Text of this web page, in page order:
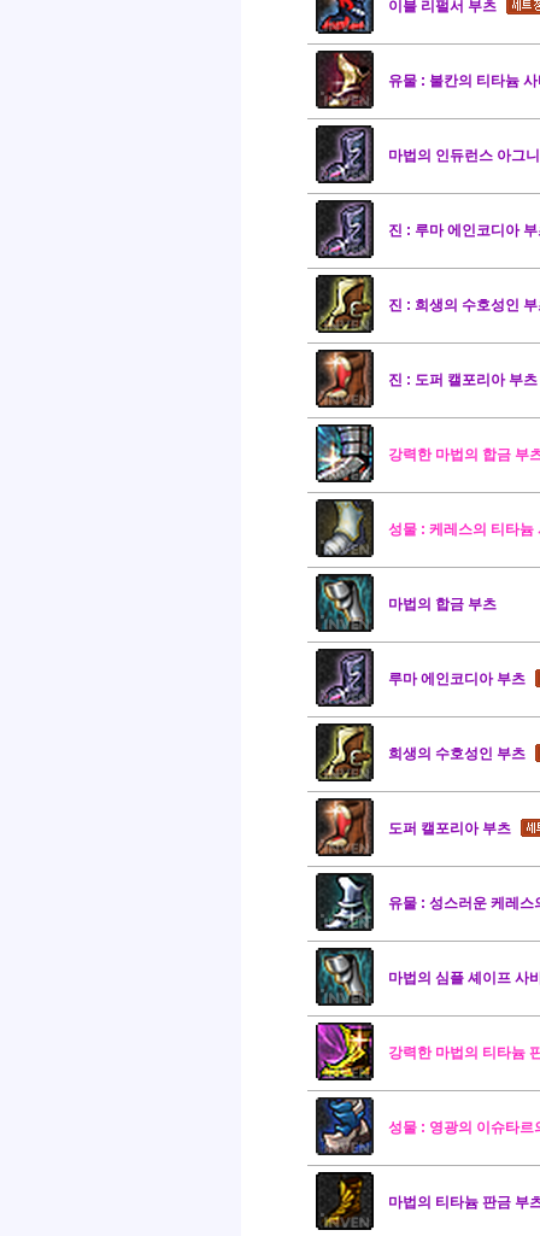
이블 리펄서 부츠
유물 : 불칸의 티타늄
마법의 인듀런스 아그
진 : 루마 에인코디아
진 : 희생의 수호성인
진 : 도퍼 캘포리아 부츠
강력한 마법의 합금 부
성물 : 케레스의 티타늄
마법의 합금 부츠
루마 에인코디아 부츠
희생의 수호성인 부츠
도퍼 캘포리아 부츠
유물 : 성스러운 케레스
마법의 심플 셰이프 사
강력한 마법의 티타늄
성물 : 영광의 이슈타르
마법의 티타늄 판금 부